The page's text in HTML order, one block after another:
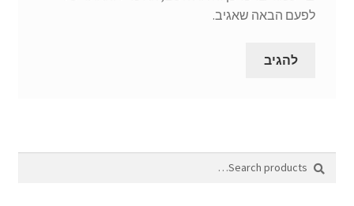
לפעם הבאה שאגיב.
Search
for:
Search